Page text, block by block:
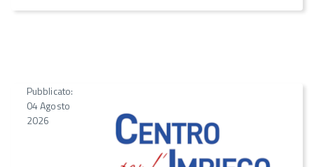
Pubblicato:
04 Agosto
2026